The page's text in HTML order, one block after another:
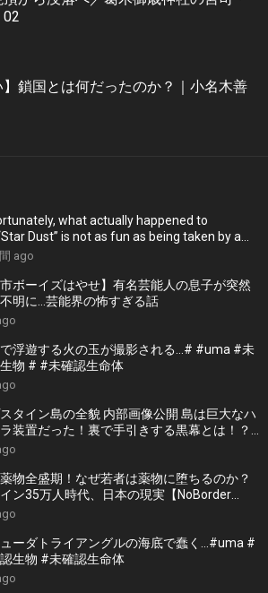
02
】鎖国とは何だったのか？｜小名木善
what actually happened to
Dust” is not as fun as being taken by a
ago
市ボーイズはやせ】有名芸能人の息子が突然
明に…芸能界の怖すぎる話
浮遊する火の玉が撮影される…# #uma #未
物 # #未確認生命体
タイン島の全貌 内部画像公開 島は巨大なハ
装置だった！裏で手引きする黒幕とは！？
な視点の客が集まるBARシーズン3#8＞
物全盛期！なぜ若者は薬物に堕ちるのか？
ン35万人時代、日本の現実【NoBorder
ーダトライアングルの海底で蠢く…#uma #
生物 #未確認生命体